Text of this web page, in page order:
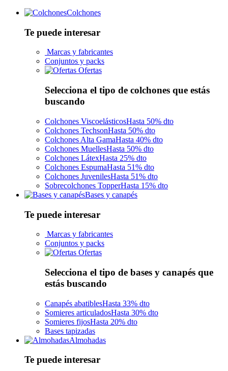
Colchones
Te puede interesar
Marcas y fabricantes
Conjuntos y packs
Ofertas
Selecciona el tipo de colchones que estás
buscando
Colchones ViscoelásticosHasta 50% dto
Colchones TechsonHasta 50% dto
Colchones Alta GamaHasta 40% dto
Colchones MuellesHasta 50% dto
Colchones LátexHasta 25% dto
Colchones EspumaHasta 51% dto
Colchones JuvenilesHasta 51% dto
Sobrecolchones TopperHasta 15% dto
Bases y canapés
Te puede interesar
Marcas y fabricantes
Conjuntos y packs
Ofertas
Selecciona el tipo de bases y canapés que
estás buscando
Canapés abatiblesHasta 33% dto
Somieres articuladosHasta 30% dto
Somieres fijosHasta 20% dto
Bases tapizadas
Almohadas
Te puede interesar